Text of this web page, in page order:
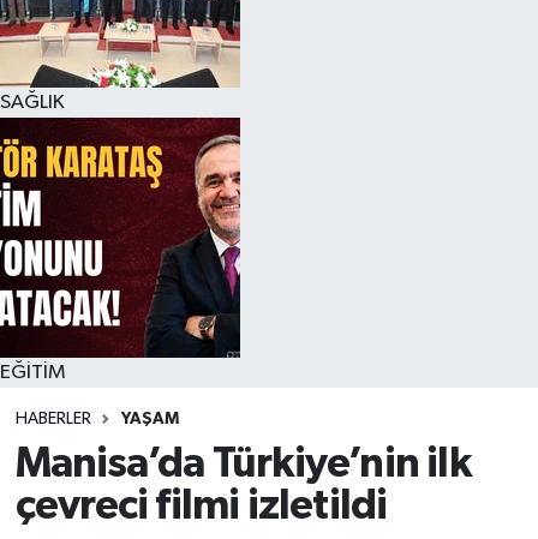
SAĞLIK
EĞİTİM
HABERLER YAŞAM
Manisa’da Türkiye’nin ilk
çevreci filmi izletildi